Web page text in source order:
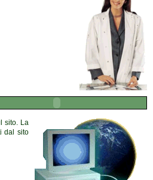
sito. La
dal sito